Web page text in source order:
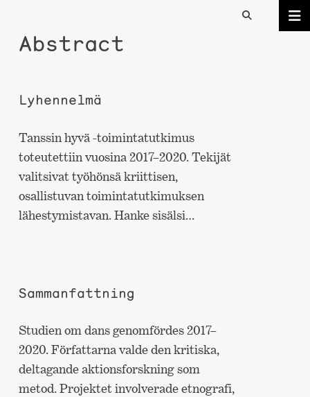
Abstract
Lyhennelmä
Tanssin hyvä -toimintatutkimus
toteutettiin vuosina 2017–2020. Tekijät
valitsivat työhönsä kriittisen,
osallistuvan toimintatutkimuksen
lähestymistavan. Hanke sisälsi…
Sammanfattning
Studien om dans genomfördes 2017–
2020. Författarna valde den kritiska,
deltagande aktionsforskning som
metod. Projektet involverade etnografi,